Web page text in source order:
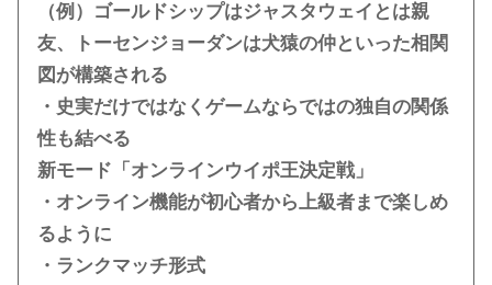
（例）ゴールドシップはジャスタウェイとは親
友、トーセンジョーダンは犬猿の仲といった相関
図が構築される
・史実だけではなくゲームならではの独自の関係
性も結べる
新モード「オンラインウイポ王決定戦」
・オンライン機能が初心者から上級者まで楽しめ
るように
・ランクマッチ形式